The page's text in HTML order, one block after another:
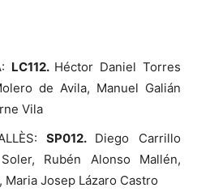
LC112. Héctor Daniel Torres
de Avila, Manuel Galián
Vila
SP012. Diego Carrillo
Rubén Alonso Mallén,
Maria Josep Lázaro Castro